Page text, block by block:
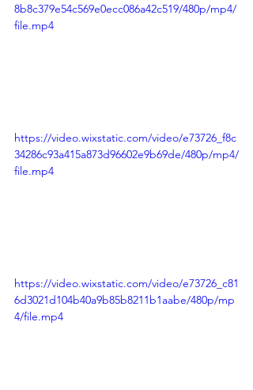
8b8c379e54c569e0ecc086a42c519/480p/mp4/
file.mp4
https://video.wixstatic.com/video/e73726_f8c
34286c93a415a873d96602e9b69de/480p/mp4/
file.mp4
https://video.wixstatic.com/video/e73726_c81
6d3021d104b40a9b85b8211b1aabe/480p/mp
4/file.mp4